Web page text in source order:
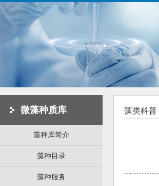
微藻种质库
藻种库简介
藻种目录
藻种服务
藻类科普